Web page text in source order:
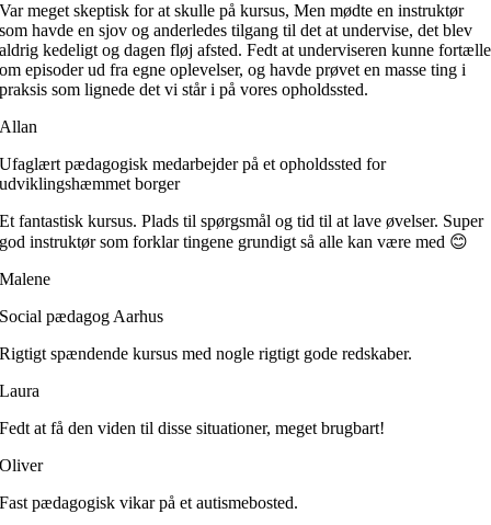
Var meget skeptisk for at skulle på kursus, Men mødte en instruktør
som havde en sjov og anderledes tilgang til det at undervise, det blev
aldrig kedeligt og dagen fløj afsted. Fedt at underviseren kunne fortælle
om episoder ud fra egne oplevelser, og havde prøvet en masse ting i
praksis som lignede det vi står i på vores opholdssted.
Allan
Ufaglært pædagogisk medarbejder på et opholdssted for
udviklingshæmmet borger
Et fantastisk kursus. Plads til spørgsmål og tid til at lave øvelser. Super
god instruktør som forklar tingene grundigt så alle kan være med 😊
Malene
Social pædagog Aarhus
Rigtigt spændende kursus med nogle rigtigt gode redskaber.
Laura
Fedt at få den viden til disse situationer, meget brugbart!
Oliver
Fast pædagogisk vikar på et autismebosted.